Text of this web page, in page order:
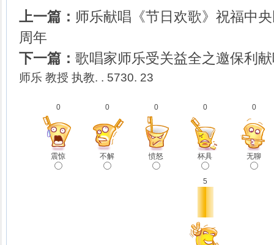
上一篇： 师乐献唱《节日欢歌》祝福中
周年
下一篇： 歌唱家师乐受关益全之邀保利
师乐 教授 执教. . 5730. 23
0
震惊
0
不解
0
愤怒
0
杯具
0
无聊
5